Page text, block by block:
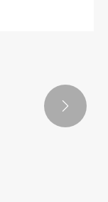
